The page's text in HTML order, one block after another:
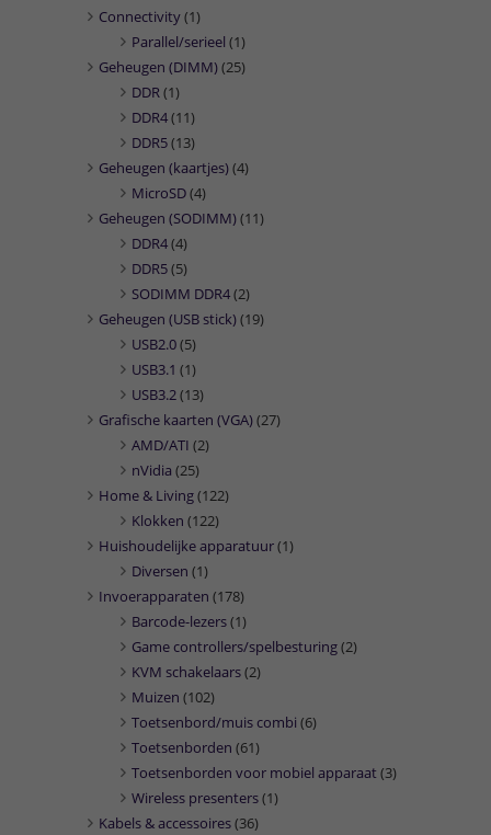
Connectivity(1)
Parallel/serieel (1)
Geheugen (DIMM)(25)
DDR(1)
DDR4(11)
DDR5(13)
Geheugen (kaartjes)(4)
MicroSD(4)
Geheugen (SODIMM)(11)
DDR4(4)
DDR5(5)
SODIMM DDR4(2)
Geheugen (USB stick)(19)
USB2.0(5)
USB3.1 (1)
USB3.2(13)
Grafische kaarten (VGA)(27)
AMD/ATI (2)
nVidia (25)
Home & Living(122)
Klokken (122)
Huishoudelijke apparatuur(1)
Diversen (1)
Invoerapparaten (178)
Barcode-lezers(1)
Game controllers/spelbesturing(2)
KVM schakelaars(2)
Muizen (102)
Toetsenbord/muis combi (6)
Toetsenborden (61)
Toetsenborden voor mobiel apparaat(3)
Wireless presenters(1)
Kabels & accessoires(36)